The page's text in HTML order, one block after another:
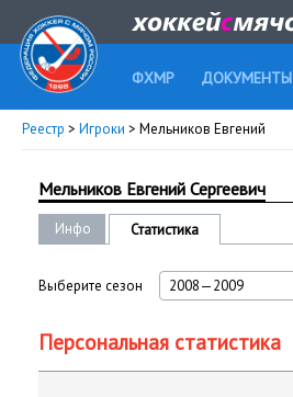
ФХМР ДОКУМЕНТЫ
Реестр > Игроки > Мельников Евгений
Мельников Евгений Сергеевич
Инфо Статистика
Выберите сезон 2008—2009
Персональная статистика